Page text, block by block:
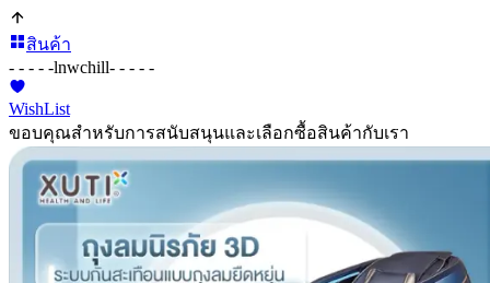
สินค้า
- - - - -lnwchill- - - - -
WishList
ขอบคุณสำหรับการสนับสนุนและเลือกซื้อสินค้ากับเรา